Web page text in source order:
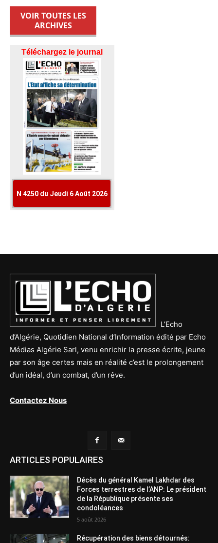
VOIR TOUTES LES
ARCHIVES
L’Echo
d’Algérie, Quotidien National d’Information édité par Echo
Médias Algérie Sarl, venu enrichir la presse écrite, jeune
par son âge certes mais en réalité c’est le prolongement
d’un idéal, d’un combat, d’un rêve.
Contactez Nous
ARTICLES POPULAIRES
Décès du général Kamel Lakhdar des
Forces terrestres de l’ANP: Le président
de la République présente ses
condoléances
5 août 2026
Récupération des biens détournés: